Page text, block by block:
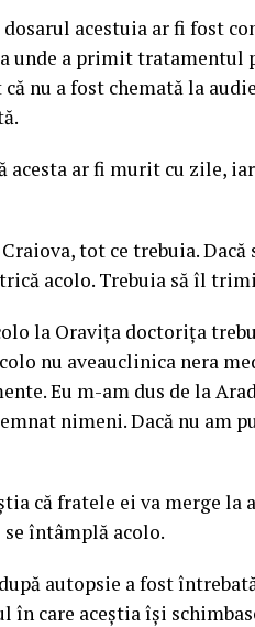
dosarul acestuia ar fi fost
unde a primit tratamentul
nu a fost chemată la
acesta ar fi murit cu zile,
tot ce trebuia. Dacă
acolo. Trebuia să îl
la Oravița doctorița
nu aveauclinica nera
Eu m-am dus de la
nimeni. Dacă nu am
că fratele ei va merge
întâmplă acolo.
autopsie a fost
care aceștia își